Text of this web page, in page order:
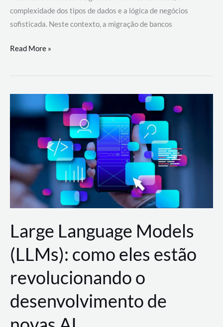
complexidade dos tipos de dados e a lógica de negócios
sofisticada. Neste contexto, a migração de bancos
Por
migrar
de
a
AWS?
Read More »
Large Language Models
(LLMs): como eles estão
revolucionando o
desenvolvimento de